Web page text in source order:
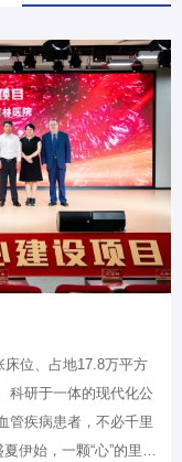
齐声高唱国歌，雄浑庄
领导致辞：寄语青春，
。他表示，本届242名
与丰富的临床资源，完
土的见证者、亲历者、
床位、占地17.8万平方
科研于一体的现代化公
管疾病患者，不必千里
伊始，一颗“心”的里程